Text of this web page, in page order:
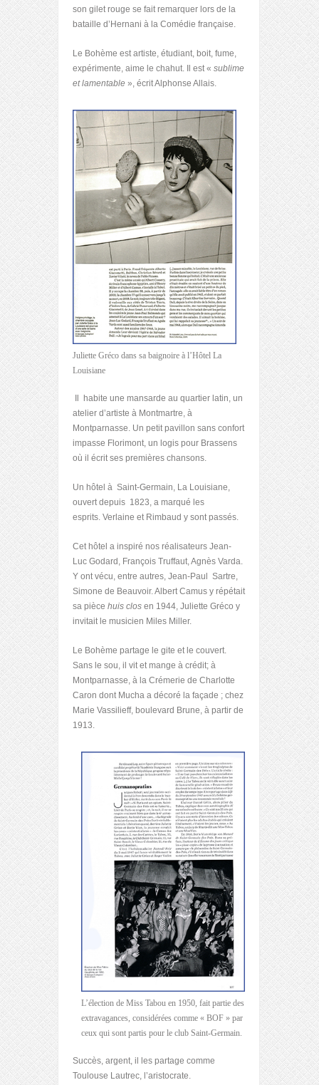
son gilet rouge se fait remarquer lors de la
bataille d’Hernani à la Comédie française.
Le Bohème est artiste, étudiant, boit, fume,
expérimente, aime le chahut. Il est « sublime
et lamentable », écrit Alphonse Allais.
Juliette Gréco dans sa baignoire à l’Hôtel La
Louisiane
Il habite une mansarde au quartier latin, un
atelier d’artiste à Montmartre, à
Montparnasse. Un petit pavillon sans confort
impasse Florimont, un logis pour Brassens
où il écrit ses premières chansons.
Un hôtel à Saint-Germain, La Louisiane,
ouvert depuis 1823, a marqué les
esprits. Verlaine et Rimbaud y sont passés.
Cet hôtel a inspiré nos réalisateurs Jean-
Luc Godard, François Truffaut, Agnès Varda.
Y ont vécu, entre autres, Jean-Paul Sartre,
Simone de Beauvoir. Albert Camus y répétait
sa pièce huis clos en 1944, Juliette Gréco y
invitait le musicien Miles Miller.
Le Bohème partage le gite et le couvert.
Sans le sou, il vit et mange à crédit; à
Montparnasse, à la Crémerie de Charlotte
Caron dont Mucha a décoré la façade ; chez
Marie Vassilieff, boulevard Brune, à partir de
1913.
L’élection de Miss Tabou en 1950, fait partie des
extravagances, considérées comme « BOF » par
ceux qui sont partis pour le club Saint-Germain.
Succès, argent, il les partage comme
Toulouse Lautrec, l’aristocrate.